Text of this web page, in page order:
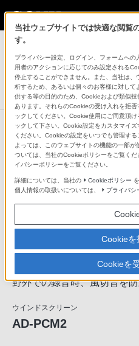
ICレコーダー／集音器
ウインドスクリーン
AD-PCM2
DISCONTINUED 生産完了
野外での録音時、風切音を
ウインドスクリーン
AD-PCM2
当社ウェブサイトでは快適な閲覧
す。
プライバシー設定、ログイン、フォームへ
用者のアクションに応じてのみ設定される
停止することができません。また、当社は
析するため、あるいは個々のお客様に対し
供する等の目的のため、Cookieおよび類似
あります。それらのCookieの受け入れを拒
ックしてください。Cookie使用にご同意頂
ックして下さい。Cookie設定をカスタマイ
ください。Cookieの設定をいつでも管理す
よっては、このウェブサイトの機能の一部
ついては、当社のCookieポリシーをご覧く
イバシーポリシーをご覧ください。
詳細については、当社の Cookieポリシー
個人情報の取扱いについては、
プライバシ
Cookieを
Cookieを